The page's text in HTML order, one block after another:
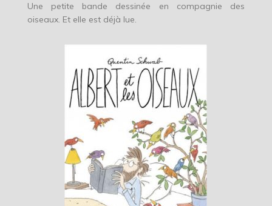
Une petite bande dessinée en compagnie des
oiseaux. Et elle est déjà lue.